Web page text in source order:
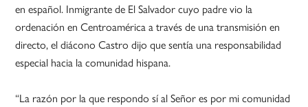
en español. Inmigrante de El Salvador cuyo padre vio la
ordenación en Centroamérica a través de una transmisión en
directo, el diácono Castro dijo que sentía una responsabilidad
especial hacia la comunidad hispana.
“La razón por la que respondo sí al Señor es por mi comunidad